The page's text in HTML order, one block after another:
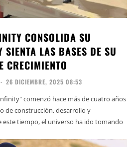
CONSOLIDA SU
SIENTA LAS BASES DE SU
CRECIMIENTO
- 26 DICIEMBRE, 2025 08:53
comenzó hace más de cuatro años
de construcción, desarrollo y
tiempo, el universo ha ido tomando